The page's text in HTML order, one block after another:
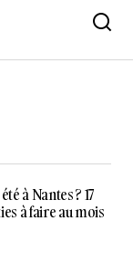
à Nantes ? 17
à faire au mois